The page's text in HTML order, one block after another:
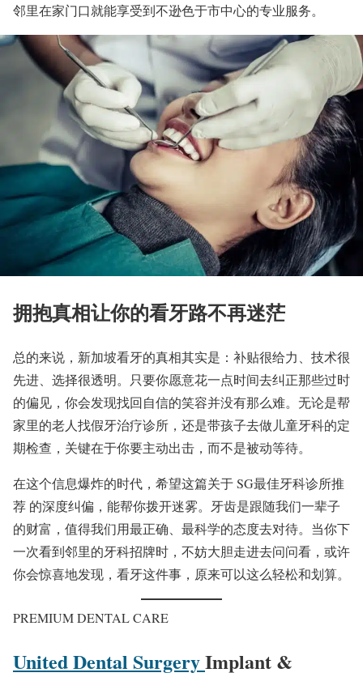
邻里在家门口就能享受到不逊色于市中心的专业服务。
拥抱真相让你的看牙路不再迷茫
总的来说，新加坡看牙的真相其实是：补贴很给力、技术很
先进、选择很透明。只要你愿意花一点时间去纠正那些过时
的偏见，你会发现找回自信的笑容并没有那么难。无论是帮
家里的老人找假牙治疗诊所，还是带孩子去做儿童牙科的定
期检查，关键在于你要主动出击，而不是被动等待。
在这个信息爆炸的时代，希望这篇关于 SG最佳牙科诊所推
荐 的深度纠偏，能帮你拨开迷雾。牙齿是跟随我们一辈子
的财富，值得我们用最正确、最科学的态度去对待。当你下
一次看到邻里的牙科招牌时，不妨大胆走进去问问看，或许
你会惊喜地发现，看牙这件事，原来可以这么轻松和划算。
PREMIUM DENTAL CARE
United Dental SurgeryImplant &